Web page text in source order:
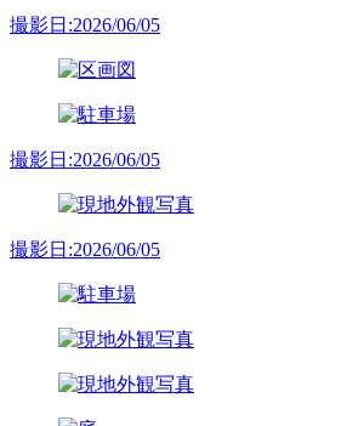
撮影日:2026/06/05
撮影日:2026/06/05
撮影日:2026/06/05